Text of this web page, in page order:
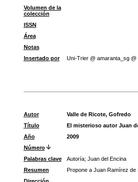
Volumen de la
colección
ISSN
Área
Notas
Insertado por
Uni-Trier @ amaranta_sg @
Autor
Valle de Ricote, Gofredo
Título
El misterioso autor Juan
Año
2009
Número
Palabras clave
Autoría; Juan del Encina
Resumen
Propone a Juan Ramírez de